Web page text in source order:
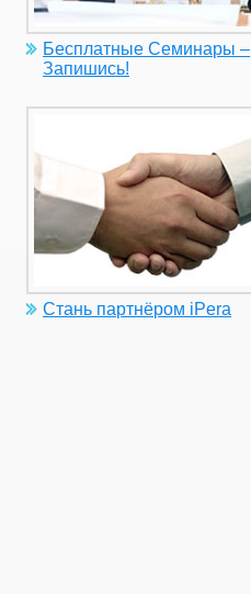
Бесплатные Семинары –
Запишись!
Стань партнёром iPera